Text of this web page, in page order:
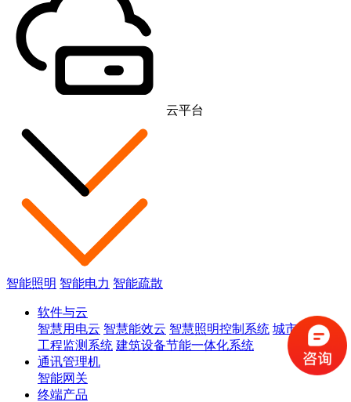
云平台
智能照明 智能电力 智能疏散
软件与云
智慧用电云 智慧能效云 智慧照明控制系统 城市生命线
工程监测系统 建筑设备节能一体化系统
通讯管理机
智能网关
终端产品